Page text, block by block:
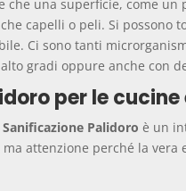
che una superficie, come
capelli o peli. Si
Ci sono tanti
gradi oppure anche con
per le
Sanificazione Palidoro è un
attenzione perché la vera